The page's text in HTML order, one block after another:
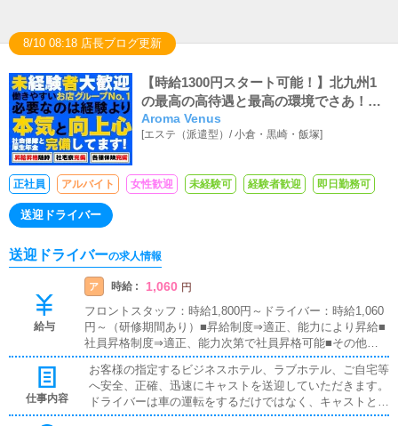
8/10 08:18 店長ブログ更新
【時給1300円スタート可能！】北九州1
の最高の高待遇と最高の環境でさあ！俺
たちと一緒に働こう！待ってるぜ
Aroma Venus
[エステ（派遣型）/小倉・黒崎・飯塚]
正社員 アルバイト 女性歓迎 未経験可 経験者歓迎 即日勤務可
送迎ドライバー
送迎ドライバーの求人情報
給与
ア 時給 : 1,060 円
フロントスタッフ：時給1,800円～ドライバー：時給1,060
円～（研修期間あり）■昇給制度⇒適正、能力により昇給■
社員昇格制度⇒適正、能力次第で社員昇格可能■その他・
通勤交通費全額支給（支給条件あり）・日払い可(上限5,00
0円)・社用車貸出制度・携帯電話貸出制度【お車をお持込
可能な方】■業務中のガソリン代は全額支給で安心！⇒実
消費ガソリン分を下記の通り算出し支給(例)[実走行距離 15
仕事内容
お客様の指定するビジネスホテル、ラブホテル、ご自宅等
へ安全、正確、迅速にキャストを送迎していただきます。
ドライバーは車の運転をするだけではなく、キャストとの
会話や、お客様とのやり取りも業務の一環となるため、コ